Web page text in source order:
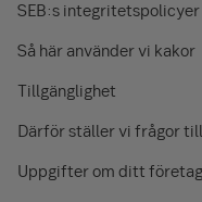
SEB:s integritetspolicyer
Så här använder vi kakor
Tillgänglighet
Därför ställer vi frågor
Uppgifter om ditt